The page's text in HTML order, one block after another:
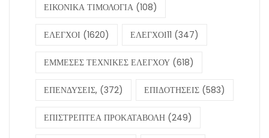
ΕΙΚΟΝΙΚΑ ΤΙΜΟΛΟΓΙΑ (108)
ΕΛΕΓΧΟΙ (1620) ΕΛΕΓΧΟΙ11 (347)
ΕΜΜΕΣΕΣ ΤΕΧΝΙΚΕΣ ΕΛΕΓΧΟΥ (618)
ΕΠΕΝΔΥΣΕΙΣ, (372) ΕΠΙΔΟΤΗΣΕΙΣ (583)
ΕΠΙΣΤΡΕΠΤΕΑ ΠΡΟΚΑΤΑΒΟΛΗ (249)